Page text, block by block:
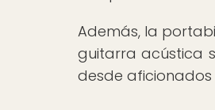
Además, la
guitarra acústica
desde